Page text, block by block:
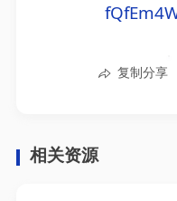
复制分享
相关资源